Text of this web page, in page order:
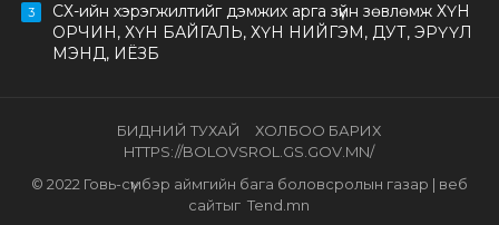
3
СХ-ийн хэрэгжилтийг дэмжих арга зүйн зөвлөмж ХҮН
ОРЧИН, ХҮН БАЙГАЛЬ, ХҮН НИЙГЭМ, ДУТ, ЭРҮҮЛ
МЭНД, ИЁЗБ
БИДНИЙ ТУХАЙ
ХОЛБОО БАРИХ
HTTPS://BOLOVSROL.GS.GOV.MN/
© 2022 Говь-сүмбэр аймгийн бага боловсролын газар | веб
сайтыгTend.mn